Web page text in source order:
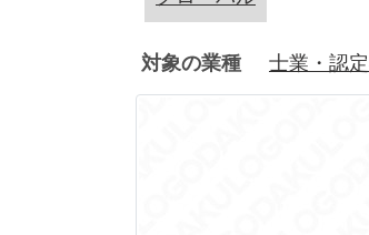
対象の業種 士業・認